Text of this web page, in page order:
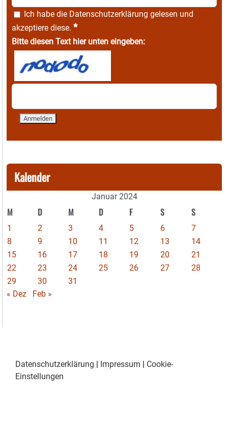
Ich habe die Datenschutzerklärung gelesen und
akzeptiere diese. *
Bitte diesen Text hier unten eingeben:
Kalender
Januar 2024
M D M D F S S
1 2 3 4 5 6
7
8
9 10 11 12 13
14
15
16 17 18 19 20
21
22
23 24 25 26 27
28
29
30
31
« Dez
Feb »
Datenschutzerklärung | Impressum | Cookie-
Einstellungen